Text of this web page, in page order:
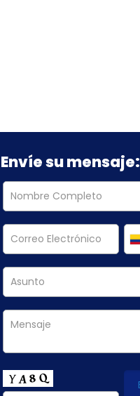
Envíe su mensaje: